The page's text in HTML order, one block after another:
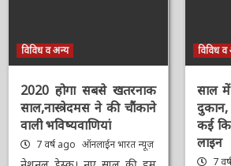
विविध व अन्य
2020 होगा सबसे खतरनाक
साल,नास्त्रेदमस ने की
चौंकाने वाली भविष्यवाणियां
7 वर्ष ago ऑनलाईन भारत
विविध व
साल
कि कई
लम्बी
7